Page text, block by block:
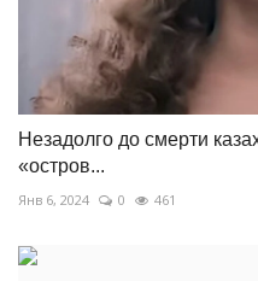
Незадолго до смерти
«остров...
Янв 6, 2024 0 461